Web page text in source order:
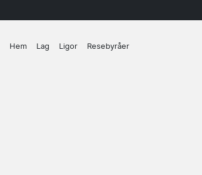
Hem Lag Ligor Resebyråer